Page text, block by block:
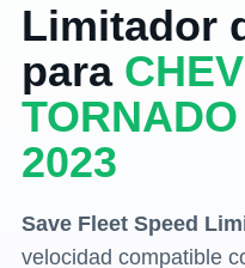
Limitador
para
2023
Save Fleet Speed
velocidad compatible